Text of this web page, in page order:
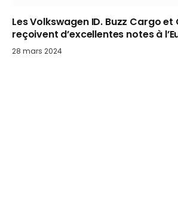
Les Volkswagen ID. Buzz Cargo
reçoivent d’excellentes notes à
28 mars 2024